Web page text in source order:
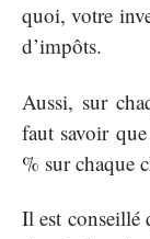
quoi, votre
d’impôts.
Aussi, sur
faut savoir
% sur chaque
Il est conseillé